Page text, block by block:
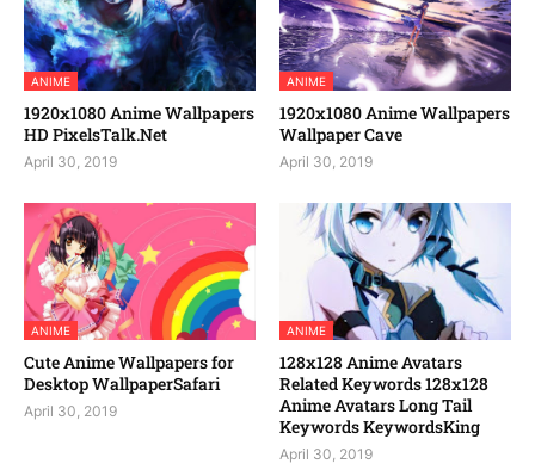
ANIME
1920x1080 Anime Wallpapers
HD PixelsTalk.Net
April 30, 2019
ANIME
1920x1080 Anime Wallpapers
Wallpaper Cave
April 30, 2019
ANIME
Cute Anime Wallpapers for
Desktop WallpaperSafari
April 30, 2019
ANIME
128x128 Anime Avatars
Related Keywords 128x128
Anime Avatars Long Tail
Keywords KeywordsKing
April 30, 2019